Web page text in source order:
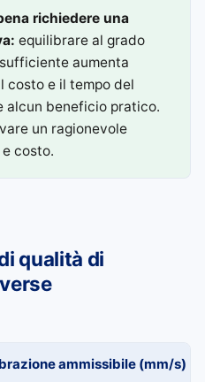
richiedere una
equilibrare al grado
aumenta
costo e il tempo del
alcun beneficio pratico.
un ragionevole
costo.
qualità di
ammissibile (mm/s)